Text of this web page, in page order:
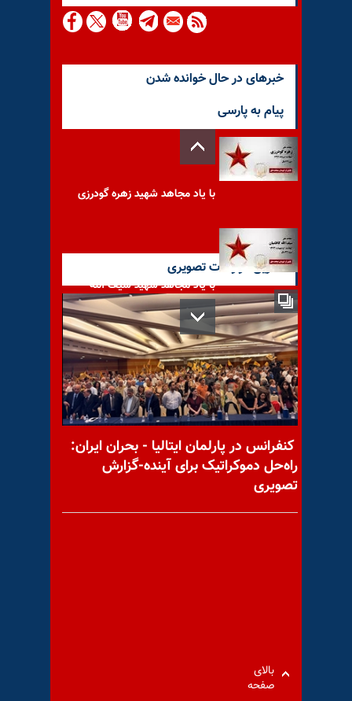
خبرهای در حال خوانده شدن
پیام به پارسی
با یاد مجاهد شهید زهره گودرزی
با یاد مجاهد شهید سیف الله
کاظمیان
مصاحبه سی.ان.ان با ژنرال
وسلی کلارک درباره نیروهای
آخرین گزارشات تصویری
کنفرانس در پارلمان ایتالیا - بحران ایران:
راه‌حل دموکراتیک برای آینده-گزارش
تصویری
بالای
صفحه